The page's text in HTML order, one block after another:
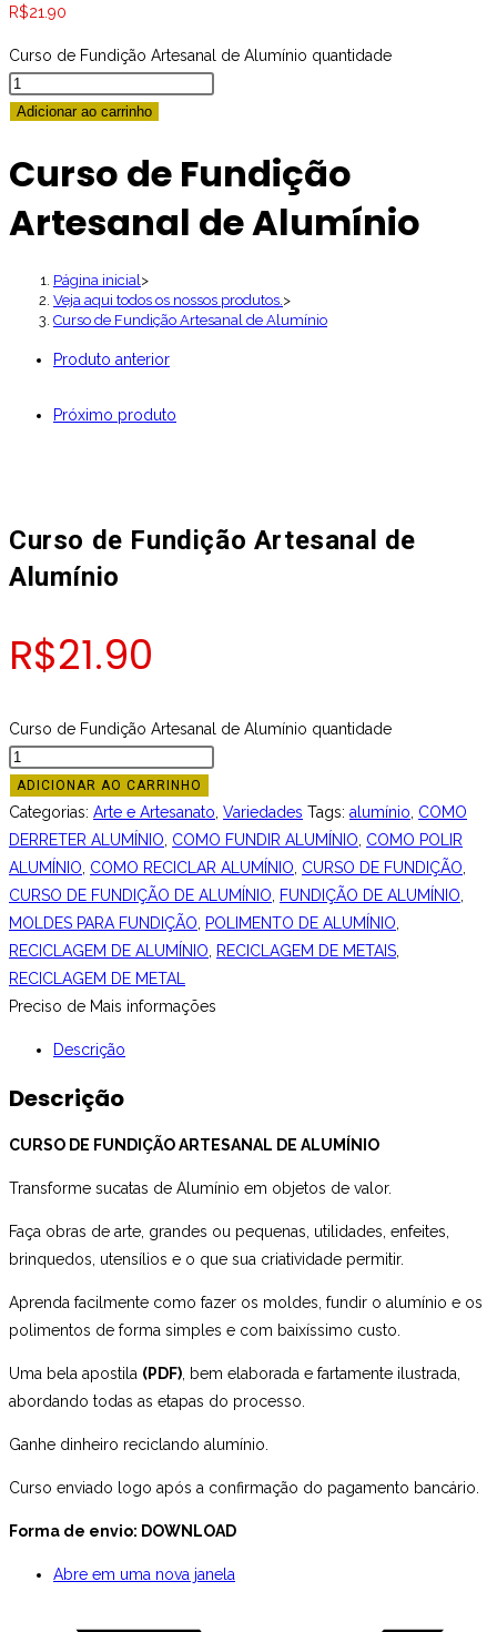
R$21.90
Curso de Fundição Artesanal de Alumínio quantidade
Adicionar ao carrinho
Curso de Fundição
Artesanal de Alumínio
Página inicial>
Veja aqui todos os nossos produtos.>
Curso de Fundição Artesanal de Alumínio
Produto anterior
Próximo produto
Curso de Fundição Artesanal de
Alumínio
R$21.90
Curso de Fundição Artesanal de Alumínio quantidade
ADICIONAR AO CARRINHO
Categorias: Arte e Artesanato Variedades Tags: alumínio COMO
DERRETER ALUMÍNIO COMO FUNDIR ALUMÍNIO COMO POLIR
ALUMÍNIO COMO RECICLAR ALUMÍNIO CURSO DE FUNDIÇÃO
CURSO DE FUNDIÇÃO DE ALUMÍNIO
FUNDIÇÃO DE ALUMÍNIO
MOLDES PARA FUNDIÇÃO
POLIMENTO DE ALUMÍNIO
RECICLAGEM DE ALUMÍNIO
RECICLAGEM DE METAIS
RECICLAGEM DE METAL
Preciso de Mais informações
Descrição
Descrição
CURSO DE FUNDIÇÃO ARTESANAL DE ALUMÍNIO
Transforme sucatas de Alumínio em objetos de valor.
Faça obras de arte, grandes ou pequenas, utilidades, enfeites,
brinquedos, utensílios e o que sua criatividade permitir.
Aprenda facilmente como fazer os moldes, fundir o alumínio e os
polimentos de forma simples e com baixíssimo custo.
Uma bela apostila (PDF) , bem elaborada e fartamente ilustrada,
abordando todas as etapas do processo.
Ganhe dinheiro reciclando alumínio.
Curso enviado logo após a confirmação do pagamento bancário.
Forma de envio: DOWNLOAD
Abre em uma nova janela